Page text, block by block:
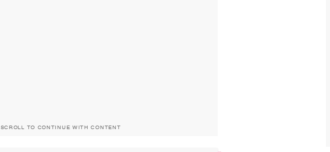
SCROLL TO CONTINUE WITH CONTENT